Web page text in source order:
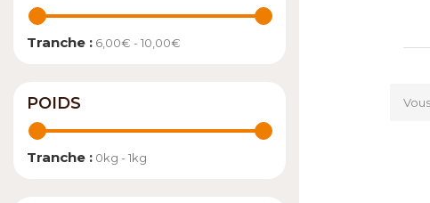
Tranche : 6,00€ - 10,00€
POIDS
Tranche : 0kg - 1kg